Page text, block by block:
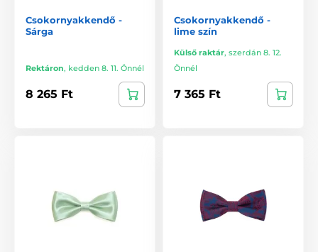
Csokornyakkendő -
Sárga
Rektáron, kedden 8. 11. Önnél
8 265 Ft
Csokornyakkendő -
lime szín
Külső raktár, szerdán 8. 12.
Önnél
7 365 Ft